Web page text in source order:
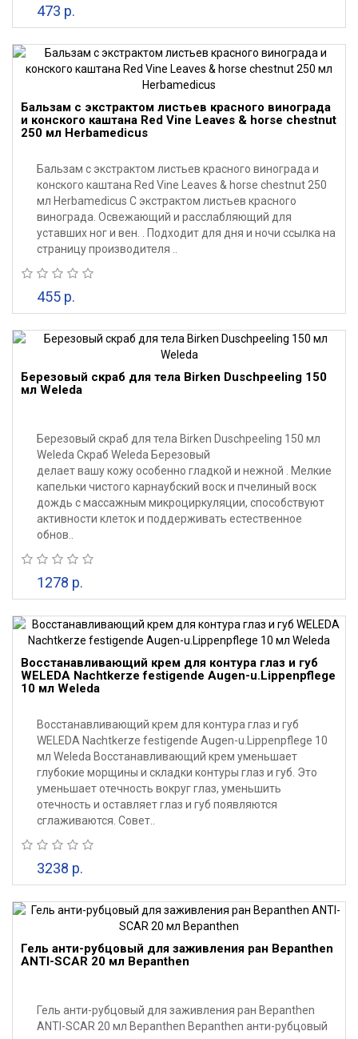
473 р.
Бальзам с экстрактом листьев красного винограда
и конского каштана Red Vine Leaves & horse chestnut
250 мл Herbamedicus
Бальзам с экстрактом листьев красного винограда и
конского каштана Red Vine Leaves & horse chestnut 250
мл Herbamedicus С экстрактом листьев красного
винограда. Освежающий и расслабляющий для
уставших ног и вен. . Подходит для дня и ночи ссылка на
страницу производителя ..
455 р.
Березовый скраб для тела Birken Duschpeeling 150
мл Weleda
Березовый скраб для тела Birken Duschpeeling 150 мл
Weleda Скраб Weleda Березовый
делает вашу кожу особенно гладкой и нежной . Мелкие
капельки чистого карнаубский воск и пчелиный воск
дождь с массажным микроциркуляции, способствуют
активности клеток и поддерживать естественное
обнов..
1278 р.
Восстанавливающий крем для контура глаз и губ
WELEDA Nachtkerze festigende Augen-u.Lippenpflege
10 мл Weleda
Восстанавливающий крем для контура глаз и губ
WELEDA Nachtkerze festigende Augen-u.Lippenpflege 10
мл Weleda Восстанавливающий крем уменьшает
глубокие морщины и складки контуры глаз и губ. Это
уменьшает отечность вокруг глаз, уменьшить
отечность и оставляет глаз и губ появляются
сглаживаются. Совет..
3238 р.
Гель анти-рубцовый для заживления ран Bepanthen
ANTI-SCAR 20 мл Bepanthen
Гель анти-рубцовый для заживления ран Bepanthen
ANTI-SCAR 20 мл Bepanthen Bepanthen анти-рубцовый